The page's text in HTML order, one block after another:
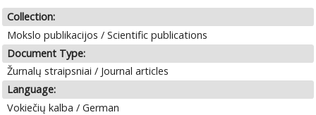
Collection:
Mokslo publikacijos / Scientific publications
Document Type:
Žurnalų straipsniai / Journal articles
Language:
Vokiečių kalba / German